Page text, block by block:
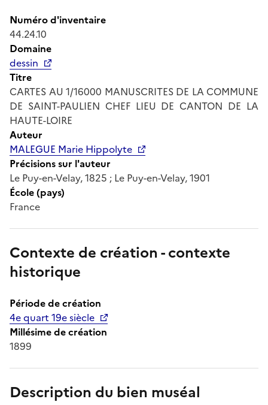
Numéro d'inventaire
44.24.10
Domaine
dessin
Titre
CARTES AU 1/16000 MANUSCRITES DE LA COMMUNE
DE SAINT-PAULIEN CHEF LIEU DE CANTON DE LA
HAUTE-LOIRE
Auteur
MALEGUE Marie Hippolyte
Précisions sur l'auteur
Le Puy-en-Velay, 1825 ; Le Puy-en-Velay, 1901
École (pays)
France
Contexte de création - contexte
historique
Période de création
4e quart 19e siècle
Millésime de création
1899
Description du bien muséal